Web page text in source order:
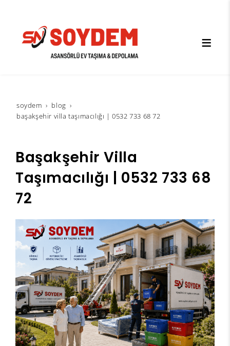
soydem
blog
başakşehir villa taşımacılığı | 0532 733 68 72
Başakşehir Villa
Taşımacılığı | 0532 733 68
72